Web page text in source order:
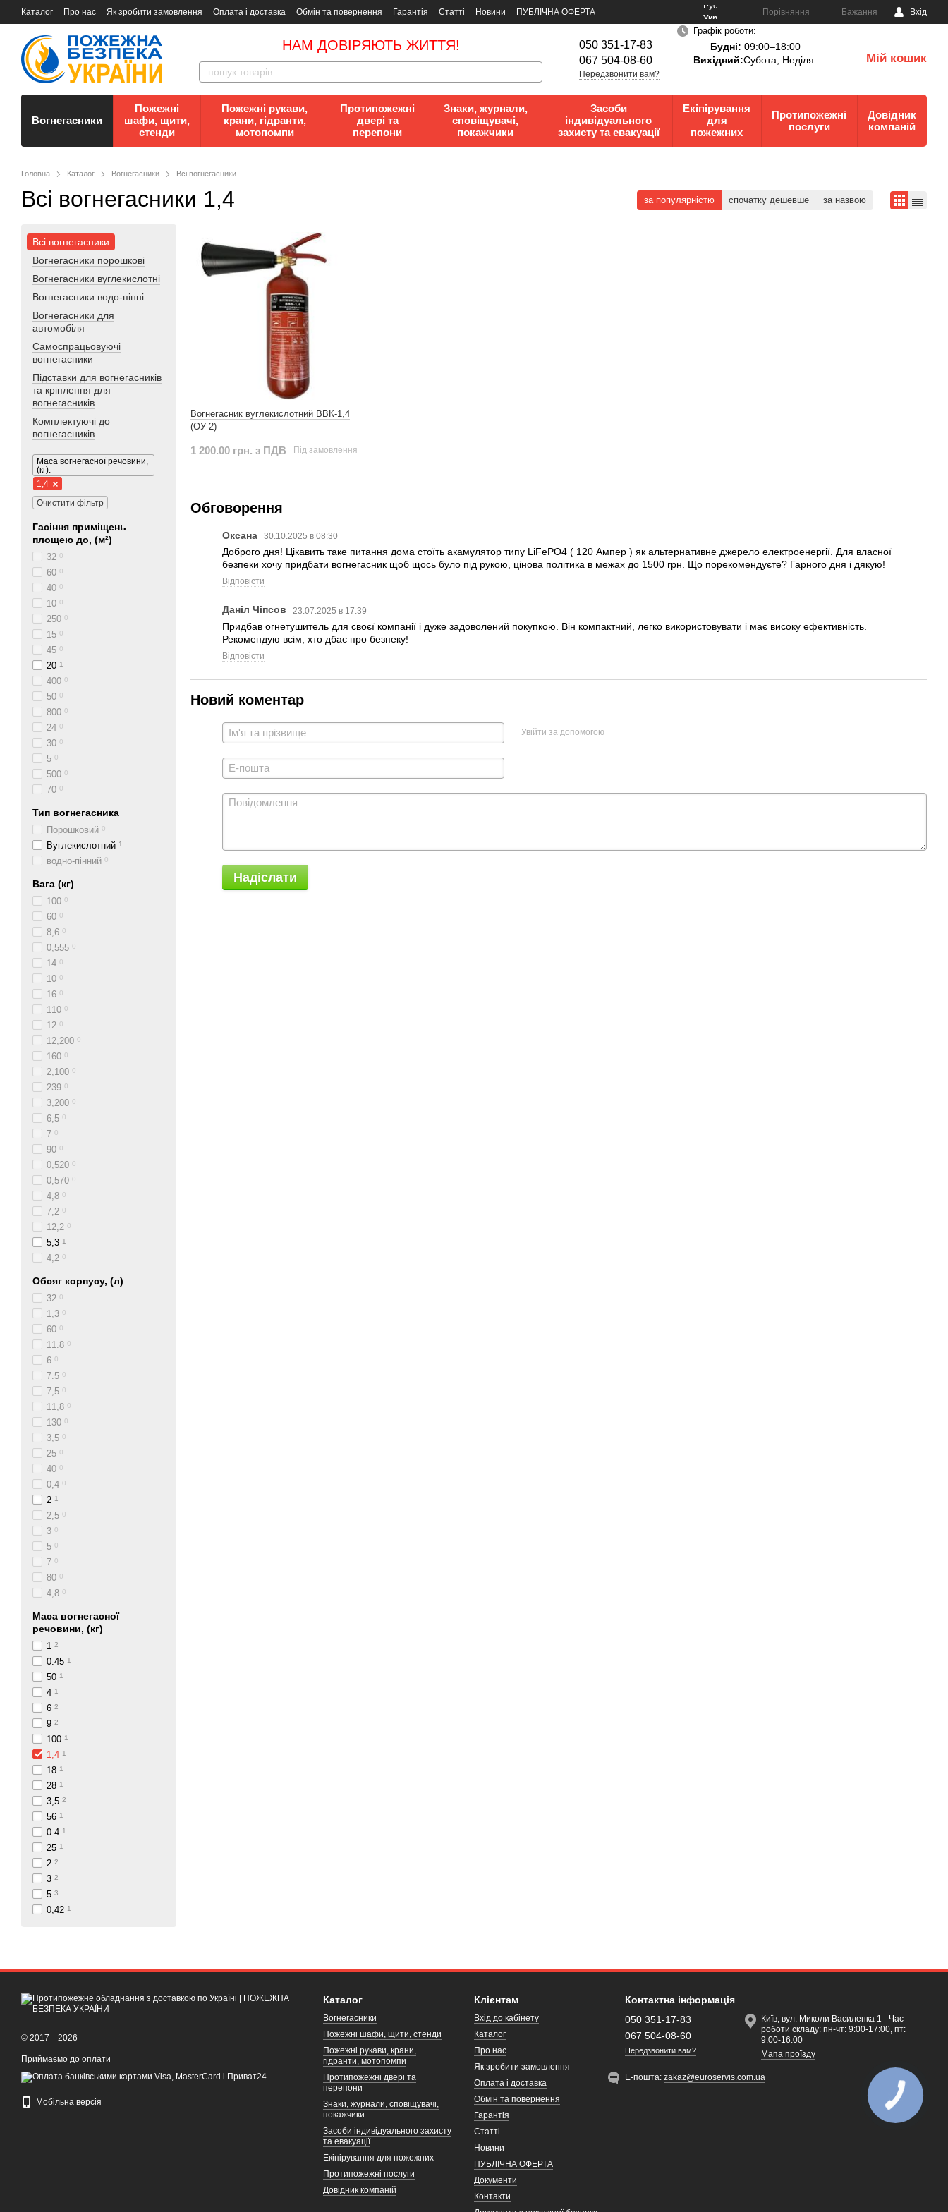
Каталог Про нас Як зробити замовлення Оплата і доставка Обмін та повернення Гарантія Статті Новини
ПУБЛІЧНА ОФЕРТА
Документи
Контакти Документи з пожежної безпеки
Рус
Укр
Порівняння Бажання Вхід
НАМ ДОВІРЯЮТЬ ЖИТТЯ!
050 351-17-83
067 504-08-60
Передзвонити вам?
Графік роботи:
Будні: 09:00–18:00
Вихідний:Субота, Неділя. Мій кошик
Вогнегасники
Пожежні
шафи, щити,
стенди
Пожежні рукави,
крани, гідранти,
мотопомпи
Протипожежні
двері та
перепони
Знаки, журнали,
сповіщувачі,
покажчики
Засоби
індивідуального
захисту та евакуації
Екіпірування
для
пожежних
Протипожежні
послуги
Довідник
компаній
Головна Каталог Вогнегасники Всі вогнегасники
Всі вогнегасники 1,4 за популярністю спочатку дешевше за назвою
Вогнегасник вуглекислотний ВВК-1,4
(ОУ-2)
1 200.00 грн. з ПДВ Під замовлення
Обговорення
Оксана 30.10.2025 в 08:30
Доброго дня! Цікавить таке питання дома стоїть акамулятор типу LiFePO4 ( 120 Ампер ) як альтернативне джерело електроенергії. Для власної
безпеки хочу придбати вогнегасник щоб щось було під рукою, цінова політика в межах до 1500 грн. Що порекомендуєте? Гарного дня і дякую!
Відповісти
Даніл Чіпсов 23.07.2025 в 17:39
Придбав огнетушитель для своєї компанії і дуже задоволений покупкою. Він компактний, легко використовувати і має високу ефективність.
Рекомендую всім, хто дбає про безпеку!
Відповісти
Новий коментар
Увійти за допомогою
Надіслати
Всі вогнегасники
Вогнегасники порошкові
Вогнегасники вуглекислотні
Вогнегасники водо-пінні
Вогнегасники для
автомобіля
Самоспрацьовуючі
вогнегасники
Підставки для вогнегасників
та кріплення для
вогнегасників
Комплектуючі до
вогнегасників
Маса вогнегасної речовини,
(кг):
1,4
Очистити фільтр
Гасіння приміщень
площею до, (м²)
32 0
60 0
40 0
10 0
250 0
15 0
45 0
20 1
400 0
50 0
800 0
24 0
30 0
5 0
500 0
70 0
Тип вогнегасника
Порошковий 0
Вуглекислотний 1
водно-пінний 0
Вага (кг)
100 0
60 0
8,6 0
0,555 0
14 0
10 0
16 0
110 0
12 0
12,200 0
160 0
2,100 0
239 0
3,200 0
6,5 0
7 0
90 0
0,520 0
0,570 0
4,8 0
7,2 0
12,2 0
5,3 1
4,2 0
Обсяг корпусу, (л)
32 0
1,3 0
60 0
11.8 0
6 0
7.5 0
7,5 0
11,8 0
130 0
3,5 0
25 0
40 0
0,4 0
2 1
2,5 0
3 0
5 0
7 0
80 0
4,8 0
Маса вогнегасної
речовини, (кг)
1 2
0.45 1
50 1
4 1
6 2
9 2
100 1
1,4 1
18 1
28 1
3,5 2
56 1
0.4 1
25 1
2 2
3 2
5 3
0,42 1
© 2017—2026
Приймаємо до оплати
Мобільна версія
Каталог
Вогнегасники
Пожежні шафи, щити, стенди
Пожежні рукави, крани,
гідранти, мотопомпи
Протипожежні двері та
перепони
Знаки, журнали, сповіщувачі,
покажчики
Засоби індивідуального захисту
та евакуації
Екіпірування для пожежних
Протипожежні послуги
Довідник компаній
Клієнтам
Вхід до кабінету
Каталог
Про нас
Як зробити замовлення
Оплата і доставка
Обмін та повернення
Гарантія
Статті
Новини
ПУБЛІЧНА ОФЕРТА
Документи
Контакти
Контактна інформація
050 351-17-83
067 504-08-60
Передзвонити вам?
Київ, вул. Миколи Василенка 1 - Час
роботи складу: пн-чт: 9:00-17:00, пт:
9:00-16:00
Мапа проїзду
Е-пошта:zakaz@euroservis.com.ua